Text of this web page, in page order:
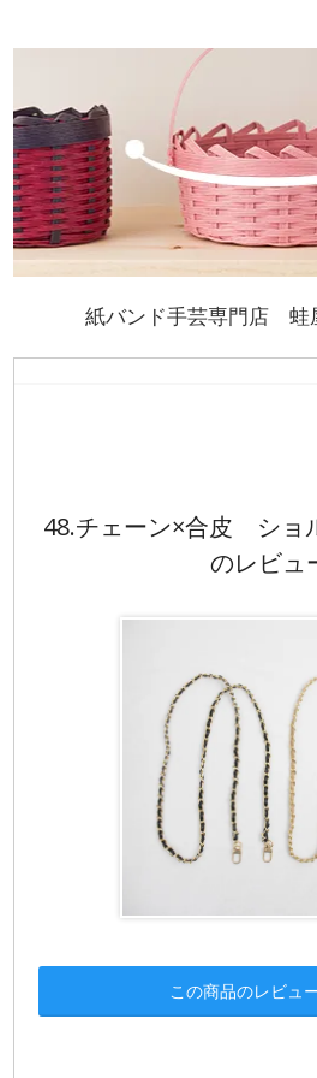
紙バンド手芸専門店 蛙
48.チェーン×合皮 ショ
のレビュ
この商品のレビュ